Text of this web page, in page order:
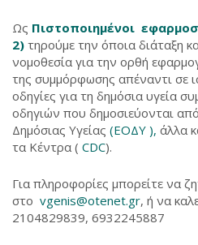
Ως Πιστοποιημένοι
2) τηρούμε την όποια διάταξη
νομοθεσία για την ορθή
της συμμόρφωσης απέναντι σε
οδηγίες για τη δημόσια υγεία
οδηγιών που δημοσιεύονται
Δημόσιας Υγείας (ΕΟΔΥ ), άλλα
τα Κέντρα ( CDC).
Για πληροφορίες μπορείτε να
στο vgenis@otenet.gr, ή να
2104829839, 6932245887